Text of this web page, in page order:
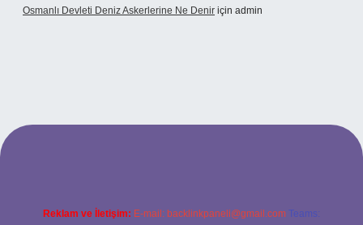
Osmanlı Devleti Deniz Askerlerine Ne Denir için admin
giriş
Reklam ve İletişim: E-mail: backlinkpaneli@gmail.com Teams: